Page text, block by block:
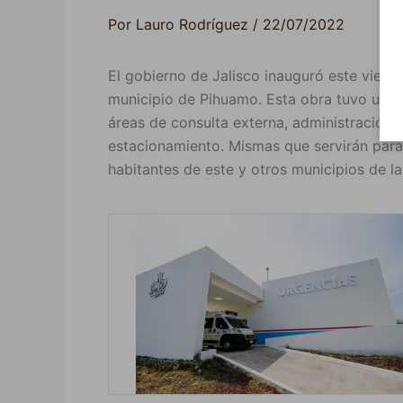
Por Lauro Rodríguez / 22/07/2022
El gobierno de Jalisco inauguró este
municipio de Pihuamo. Esta obra tuvo una
áreas de consulta externa, administración,
estacionamiento. Mismas que servirán
habitantes de este y otros municipios de